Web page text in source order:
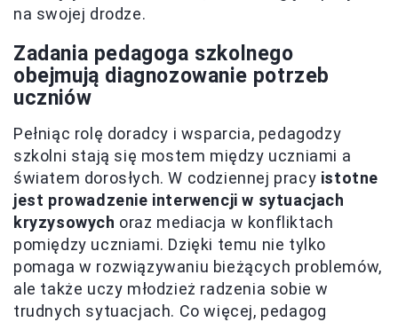
na swojej drodze.
Zadania pedagoga szkolnego
obejmują diagnozowanie potrzeb
uczniów
Pełniąc rolę doradcy i wsparcia, pedagodzy
szkolni stają się mostem między uczniami a
światem dorosłych. W codziennej pracy istotne
jest prowadzenie interwencji w sytuacjach
kryzysowych oraz mediacja w konfliktach
pomiędzy uczniami. Dzięki temu nie tylko
pomaga w rozwiązywaniu bieżących problemów,
ale także uczy młodzież radzenia sobie w
trudnych sytuacjach. Co więcej, pedagog